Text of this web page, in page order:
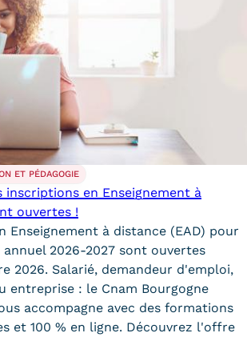
lieux et centres Cnam en
centres administratifs
au Cnam BFC?
de presse
services
de contact
ET PÉDAGOGIE
inscriptions en Enseignement à
ouvertes !
Enseignement à distance (EAD) pour
annuel 2026-2027 sont ouvertes
2026. Salarié, demandeur d'emploi,
entreprise : le Cnam Bourgogne
accompagne avec des formations
et 100 % en ligne. Découvrez l'offre